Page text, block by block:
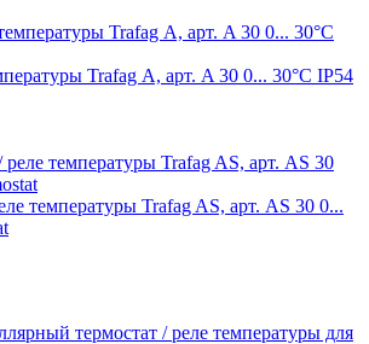
Trafag А, арт. A 30 0... 30°C IP54
температуры Trafag AS, арт. AS 30 0...